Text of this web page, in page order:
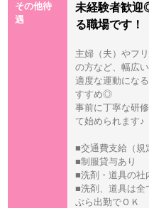
その他待
遇
未経験者歓迎
る職場です！
主婦（夫）やフ
の方など、幅広
適度な運動にな
すすめ◎
事前に丁寧な研
て始められます♪
■交通費支給（規
■制服貸与あり
■洗剤・道具の社
■洗剤、道具は全
ぶら出勤でＯＫ